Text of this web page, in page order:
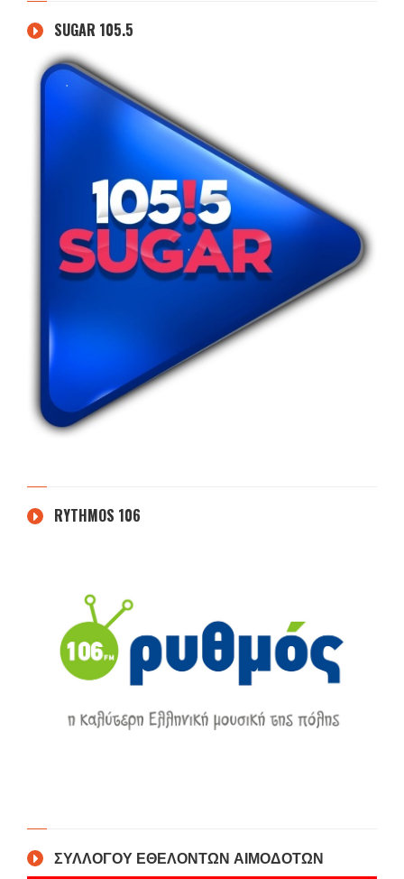
SUGAR 105.5
RYTHMOS 106
ΣΥΛΛΟΓΟΥ ΕΘΕΛΟΝΤΩΝ ΑΙΜΟΔΟΤΩΝ